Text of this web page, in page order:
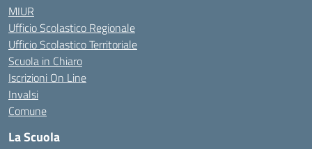
MIUR
Ufficio Scolastico Regionale
Ufficio Scolastico Territoriale
Scuola in Chiaro
Iscrizioni On Line
Invalsi
Comune
La Scuola